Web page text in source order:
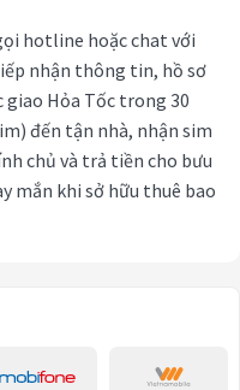
hotline hoặc chat với
nhận thông tin, hồ sơ
giao Hỏa Tốc trong 30
đến tận nhà, nhận sim
chủ và trả tiền cho bưu
mắn khi sở hữu thuê bao